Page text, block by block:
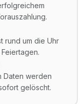
rund um die Uhr
Daten werden
gelöscht.